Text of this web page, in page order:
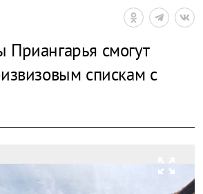
Приангарья смогут
спискам с
zoom_out_map